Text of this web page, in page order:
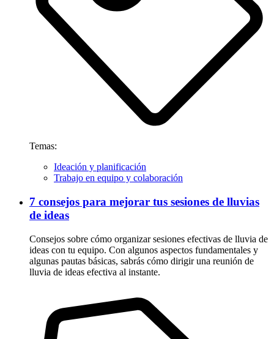
Temas:
Ideación y planificación
Trabajo en equipo y colaboración
7 consejos para mejorar tus sesiones de lluvias
de ideas
Consejos sobre cómo organizar sesiones efectivas de lluvia de
ideas con tu equipo. Con algunos aspectos fundamentales y
algunas pautas básicas, sabrás cómo dirigir una reunión de
lluvia de ideas efectiva al instante.